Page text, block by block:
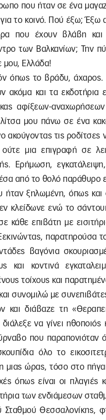
που ήταν σε ένα
το κοινό. Πού έξω; Έξω
που έχουν βλάβη και
των Βαλκανίων; Την
μου, Ελλάδα!
όπως το βράδυ, άχαρος.
και τα εκδοτήρια
αφίξεων-
μου πάνω σε ένα
ακούγοντας τις
μια επιγραφή σε
Ερήμωση,
από το θολό παράθυρο
ήταν ξηλωμένη, όπως
κλείδωνε ενώ το
κάθε επιβάτη με
παρατηρούσα
βαγόνια
και κοντινά
τοίχους και
συνομιλώ με
και διάβαζε τη
να γίνει ηθοποιός
που παραπονιόταν
όλο το
μιας ώρας, τόσο στο
όπως είναι οι
των ενδιάμεσων
Σταθμού Θεσσαλονίκης,